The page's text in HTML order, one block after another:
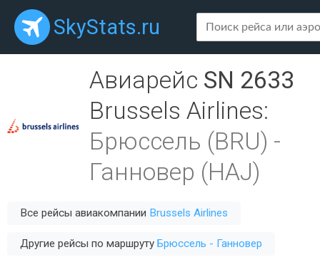
SkyStats.ru
Авиарейс SN 2633
Brussels Airlines:
Брюссель (BRU) -
Ганновер (HAJ)
Все рейсы авиакомпании Brussels Airlines
Другие рейсы по маршруту Брюссель - Ганновер